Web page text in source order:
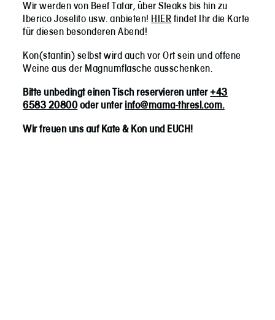
Wir werden von Beef Tatar, über Steaks bis hin zu
Iberico Joselito usw. anbieten! HIER findet Ihr die Karte
für diesen besonderen Abend!
Kon(stantin) selbst wird auch vor Ort sein und offene
Weine aus der Magnumflasche ausschenken.
Bitte unbedingt einen Tisch reservieren unter+43
6583 20800oder unter info@mama-thresl.com.
Wir freuen uns auf Kate & Kon und EUCH!